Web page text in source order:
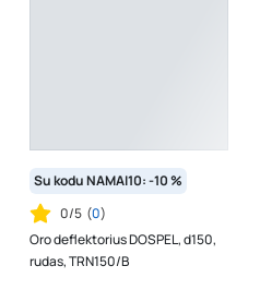
Su kodu NAMAI10: -10 %
0/5 (0)
Oro deflektorius DOSPEL, d150,
rudas, TRN150/B